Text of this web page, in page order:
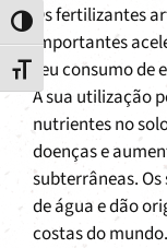
Toggle High Contrast
Toggle Font size
Os fertilizantes
importantes
seu consumo
A sua utilização
nutrientes no
doenças e
subterrâneas.
de água e dão
costas do mundo.